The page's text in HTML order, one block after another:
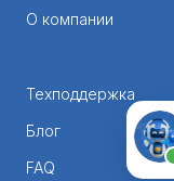
О компании
Техподдержка
Блог
FAQ